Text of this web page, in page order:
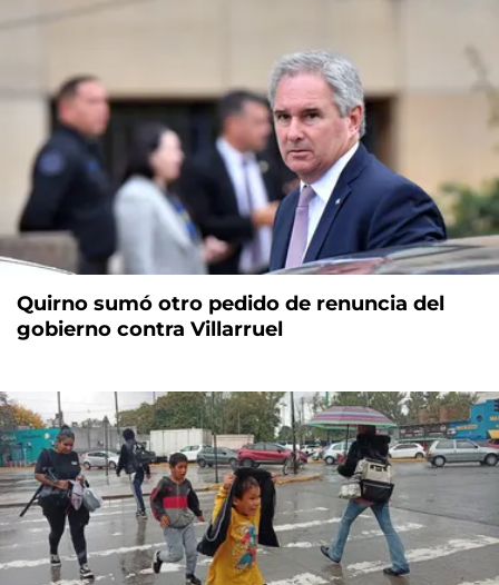
Quirno sumó otro pedido de renuncia del
gobierno contra Villarruel